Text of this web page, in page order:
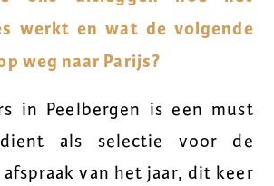
werkt en wat de volgende
weg naar Parijs?
in Peelbergen is een must
als selectie voor de
van het jaar, dit keer